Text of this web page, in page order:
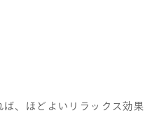
、ほどよいリラックス効